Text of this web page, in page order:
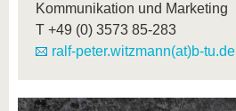
Kommunikation und Marketing
T +49 (0) 3573 85-283
ralf-peter.witzmann(at)b-tu.de